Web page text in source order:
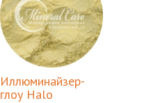
Иллюминайзер-
глоу Halo